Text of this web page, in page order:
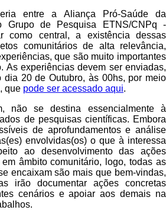
entre a Aliança Pró-Saúde da
Grupo de Pesquisa ETNS/CNPq -
como central, a existência dessas
comunitários de alta relevância,
que são muito importantes
As experiências devem ser enviadas,
dia 20 de Outubro, às 00hs, por meio
que pode ser acessado aqui.
não se destina essencialmente à
de pesquisas científicas. Embora
de aprofundamentos e análise
envolvidas(os) o que à interessa
ao desenvolvimento das ações
âmbito comunitário, logo, todas as
encaixam são mais que bem-vindas,
irão documentar ações concretas
cenários e apoiar aos demais na